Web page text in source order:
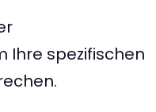
Ihre spezifischen